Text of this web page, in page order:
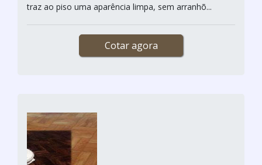
traz ao piso uma aparência limpa, sem arranhõ...
Cotar agora